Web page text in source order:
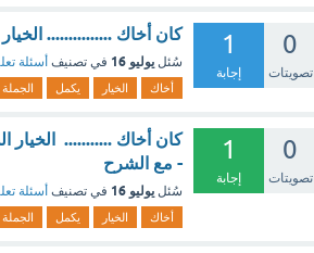
0
تصويتات
1
إجابة
كان أخاك ...............
سُئل يوليو 16 في تصنيف أسئلة
أخاك الخيار يكمل الجملة
0
تصويتات
1
إجابة
كان أخاك ........... الخيار
- مع الشرح
سُئل يوليو 16 في تصنيف أسئلة
أخاك الخيار يكمل الجملة